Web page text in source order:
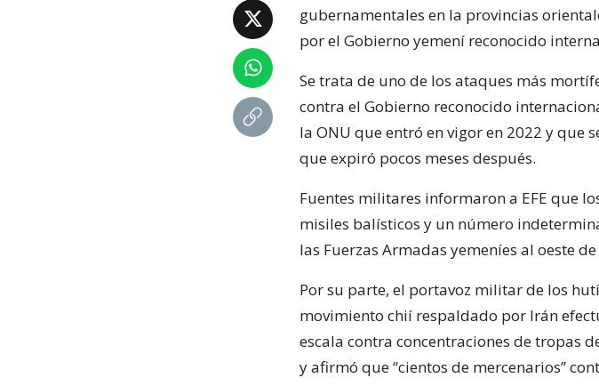
gubernamentales en la provincias
por el Gobierno yemení reconocido
Se trata de uno de los ataques más
contra el Gobierno reconocido
la ONU que entró en vigor en 2022 y que
que expiró pocos meses después.
Fuentes militares informaron a EFE que
misiles balísticos y un número
las Fuerzas Armadas yemeníes al oeste
Por su parte, el portavoz militar de los
movimiento chií respaldado por Irán
escala contra concentraciones de tropas
y afirmó que “cientos de mercenarios”